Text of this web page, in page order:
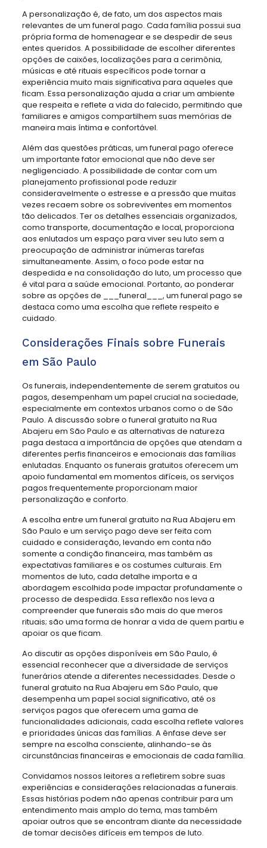
A personalização é, de fato, um dos aspectos mais
relevantes de um funeral pago. Cada família possui sua
própria forma de homenagear e se despedir de seus
entes queridos. A possibilidade de escolher diferentes
opções de caixões, localizações para a cerimônia,
músicas e até rituais específicos pode tornar a
experiência muito mais significativa para aqueles que
ficam. Essa personalização ajuda a criar um ambiente
que respeita e reflete a vida do falecido, permitindo que
familiares e amigos compartilhem suas memórias de
maneira mais íntima e confortável.
Além das questões práticas, um funeral pago oferece
um importante fator emocional que não deve ser
negligenciado. A possibilidade de contar com um
planejamento profissional pode reduzir
consideravelmente o estresse e a pressão que muitas
vezes recaem sobre os sobreviventes em momentos
tão delicados. Ter os detalhes essenciais organizados,
como transporte, documentação e local, proporciona
aos enlutados um espaço para viver seu luto sem a
preocupação de administrar inúmeras tarefas
simultaneamente. Assim, o foco pode estar na
despedida e na consolidação do luto, um processo que
é vital para a saúde emocional. Portanto, ao ponderar
sobre as opções de ___funeral___, um funeral pago se
destaca como uma escolha que reflete respeito e
cuidado.
Considerações Finais sobre Funerais
em São Paulo
Os funerais, independentemente de serem gratuitos ou
pagos, desempenham um papel crucial na sociedade,
especialmente em contextos urbanos como o de São
Paulo. A discussão sobre o funeral gratuito na Rua
Abajeru em São Paulo e as alternativas de natureza
paga destaca a importância de opções que atendam a
diferentes perfis financeiros e emocionais das famílias
enlutadas. Enquanto os funerais gratuitos oferecem um
apoio fundamental em momentos difíceis, os serviços
pagos frequentemente proporcionam maior
personalização e conforto.
A escolha entre um funeral gratuito na Rua Abajeru em
São Paulo e um serviço pago deve ser feita com
cuidado e consideração, levando em conta não
somente a condição financeira, mas também as
expectativas familiares e os costumes culturais. Em
momentos de luto, cada detalhe importa e a
abordagem escolhida pode impactar profundamente o
processo de despedida. Essa reflexão nos leva a
compreender que funerais são mais do que meros
rituais; são uma forma de honrar a vida de quem partiu e
apoiar os que ficam.
Ao discutir as opções disponíveis em São Paulo, é
essencial reconhecer que a diversidade de serviços
funerários atende a diferentes necessidades. Desde o
funeral gratuito na Rua Abajeru em São Paulo, que
desempenha um papel social significativo, até os
serviços pagos que oferecem uma gama de
funcionalidades adicionais, cada escolha reflete valores
e prioridades únicas das famílias. A ênfase deve ser
sempre na escolha consciente, alinhando-se às
circunstâncias financeiras e emocionais de cada família.
Convidamos nossos leitores a refletirem sobre suas
experiências e considerações relacionadas a funerais.
Essas histórias podem não apenas contribuir para um
entendimento mais amplo do tema, mas também
apoiar outros que se encontram diante da necessidade
de tomar decisões difíceis em tempos de luto.